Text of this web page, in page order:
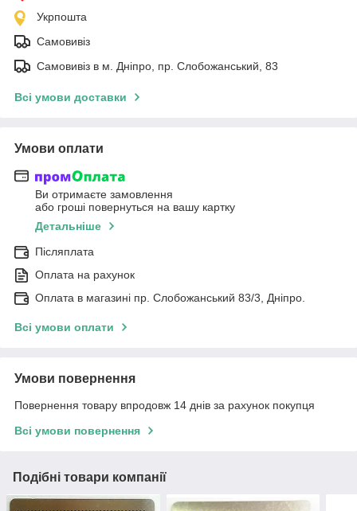
Укрпошта
Самовивіз
Самовивіз в м. Дніпро, пр. Слобожанський, 83
Всі умови доставки
Умови оплати
Ви отримаєте замовлення
або гроші повернуться на вашу картку
Детальніше
Післяплата
Оплата на рахунок
Оплата в магазині пр. Слобожанський 83/3, Дніпро.
Всі умови оплати
Умови повернення
Повернення товару впродовж 14 днів за рахунок покупця
Всі умови повернення
Подібні товари компанії